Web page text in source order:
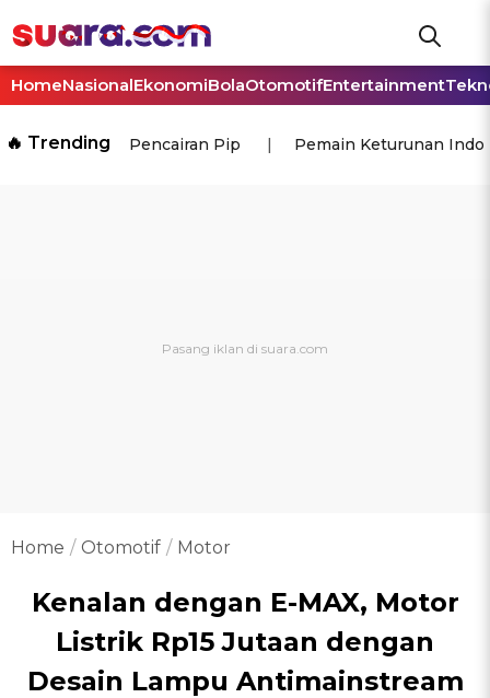
HomeNasionalEkonomiBolaOtomotifEntertainment
🔥 Trending Pencairan Pip Pemain Keturunan
Home Otomotif Motor
Kenalan dengan E-MAX, Motor
Listrik Rp15 Jutaan dengan
Desain Lampu Antimainstream